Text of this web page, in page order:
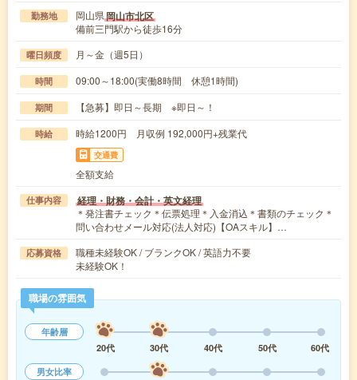
勤務地 岡山県岡山市北区
備前三門駅から徒歩16分
曜日頻度 月～金（週5日）
時間 09:00～18:00(実働8時間 休憩1時間)
期間 【急募】即日～長期 ※即日～！
時給 時給1200円 月収例 192,000円+残業代
交通費
全額支給
仕事内容 経理・財務・会計・英文経理
＊発注書チェック＊伝票処理＊入金消込＊書類のチェック＊
問い合わせメール対応(法人対応)【OAスキル】…
応募資格
職種未経験OK / ブランクOK / 英語力不要
未経験OK！
職場の雰囲気
年齢層
20代
30代 40代 50代
60代
男女比率